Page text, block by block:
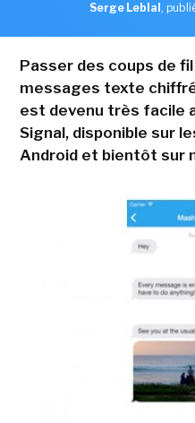
Serge Leblal ,
Passer des coups de
messages texte
est devenu très facile
Signal, disponible sur
Android et bientôt sur